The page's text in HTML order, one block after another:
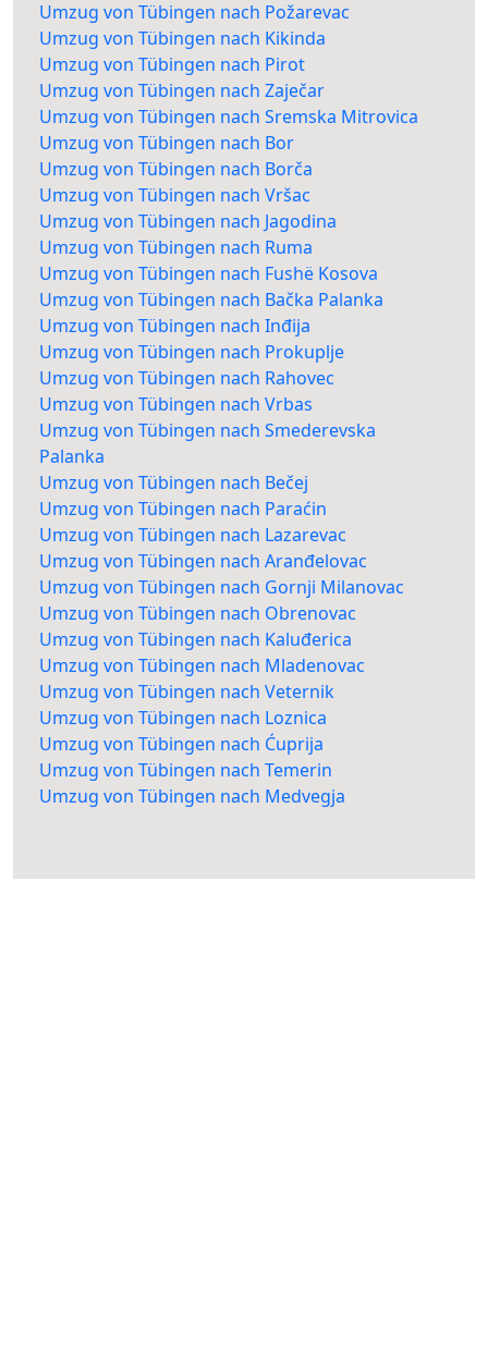
Umzug von Tübingen nach Požarevac
Umzug von Tübingen nach Kikinda
Umzug von Tübingen nach Pirot
Umzug von Tübingen nach Zaječar
Umzug von Tübingen nach Sremska Mitrovica
Umzug von Tübingen nach Bor
Umzug von Tübingen nach Borča
Umzug von Tübingen nach Vršac
Umzug von Tübingen nach Jagodina
Umzug von Tübingen nach Ruma
Umzug von Tübingen nach Fushë Kosova
Umzug von Tübingen nach Bačka Palanka
Umzug von Tübingen nach Inđija
Umzug von Tübingen nach Prokuplje
Umzug von Tübingen nach Rahovec
Umzug von Tübingen nach Vrbas
Umzug von Tübingen nach Smederevska
Palanka
Umzug von Tübingen nach Bečej
Umzug von Tübingen nach Paraćin
Umzug von Tübingen nach Lazarevac
Umzug von Tübingen nach Aranđelovac
Umzug von Tübingen nach Gornji Milanovac
Umzug von Tübingen nach Obrenovac
Umzug von Tübingen nach Kaluđerica
Umzug von Tübingen nach Mladenovac
Umzug von Tübingen nach Veternik
Umzug von Tübingen nach Loznica
Umzug von Tübingen nach Ćuprija
Umzug von Tübingen nach Temerin
Umzug von Tübingen nach Medvegja